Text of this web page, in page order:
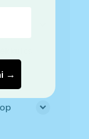
Nem akarok lemaradni →